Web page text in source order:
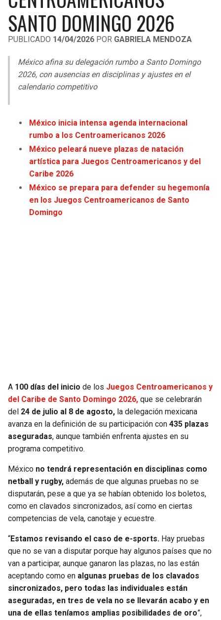
LIGA DE EXPANSIÓN MX
LEAGUES CUP
UEFA EUROPA LEAGUE
UEFA CONFERENCE LEAGUE
COPA LIBERTADORES
OTRAS LIGAS
RAIDERS
RAVENS
BROWNS
STEELERS
TEXANS
COLTS
CARDINALS
RAMS
49ERS
BEARS
PACKERS
VIKINGS
FALCONS
PANTHERS
CAVALIERS
PACERS
HAWKS
HORNETS
HEAT
MAGIC
MAVERICKS
ROCKETS
GRIZZLIES
SPURS
TIMBERWOLVES
THUNDER
TRAIL BLAZERS
JAZZ
SANTO DOMINGO 2026
PUBLICADO 14/04/2026 POR GABRIELA MENDOZA
México afina su delegación rumbo a Santo Domingo
2026, con ausencias en disciplinas y ajustes en el
calendario competitivo
México inicia intensa agenda internacional
rumbo a los Centroamericanos 2026
México peleará nueve plazas de natación
artística para Juegos Centroamericanos y del
Caribe 2026
México se prepara para defender su hegemonía
en los Juegos Centroamericanos de Santo
Domingo
A 100 días del inicio de los Juegos Centroamericanos y
del Caribe de Santo Domingo 2026, que se celebrarán
del 24 de julio al 8 de agosto, la delegación mexicana
avanza en la definición de su participación con 435 plazas
aseguradas, aunque también enfrenta ajustes en su
programa competitivo.
México no tendrá representación en disciplinas como
netball y rugby, además de que algunas pruebas no se
disputarán, pese a que ya se habían obtenido los boletos,
como en clavados sincronizados, así como en ciertas
competencias de vela, canotaje y ecuestre.
“Estamos revisando el caso de e-sports. Hay pruebas
que no se van a disputar porque hay algunos países que no
van a participar, aunque ganaron las plazas, no las están
aceptando como en algunas pruebas de los clavados
sincronizados, pero todas las individuales están
aseguradas, en tres de vela no se llevarán acabo y en
una de ellas teníamos amplias posibilidades de oro”,